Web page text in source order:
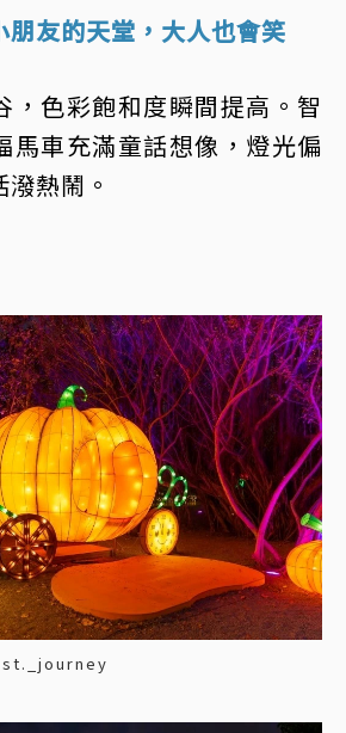
朋友的天堂，大人也會笑
，色彩飽和度瞬間提高。智
馬車充滿童話想像，燈光偏
熱鬧。